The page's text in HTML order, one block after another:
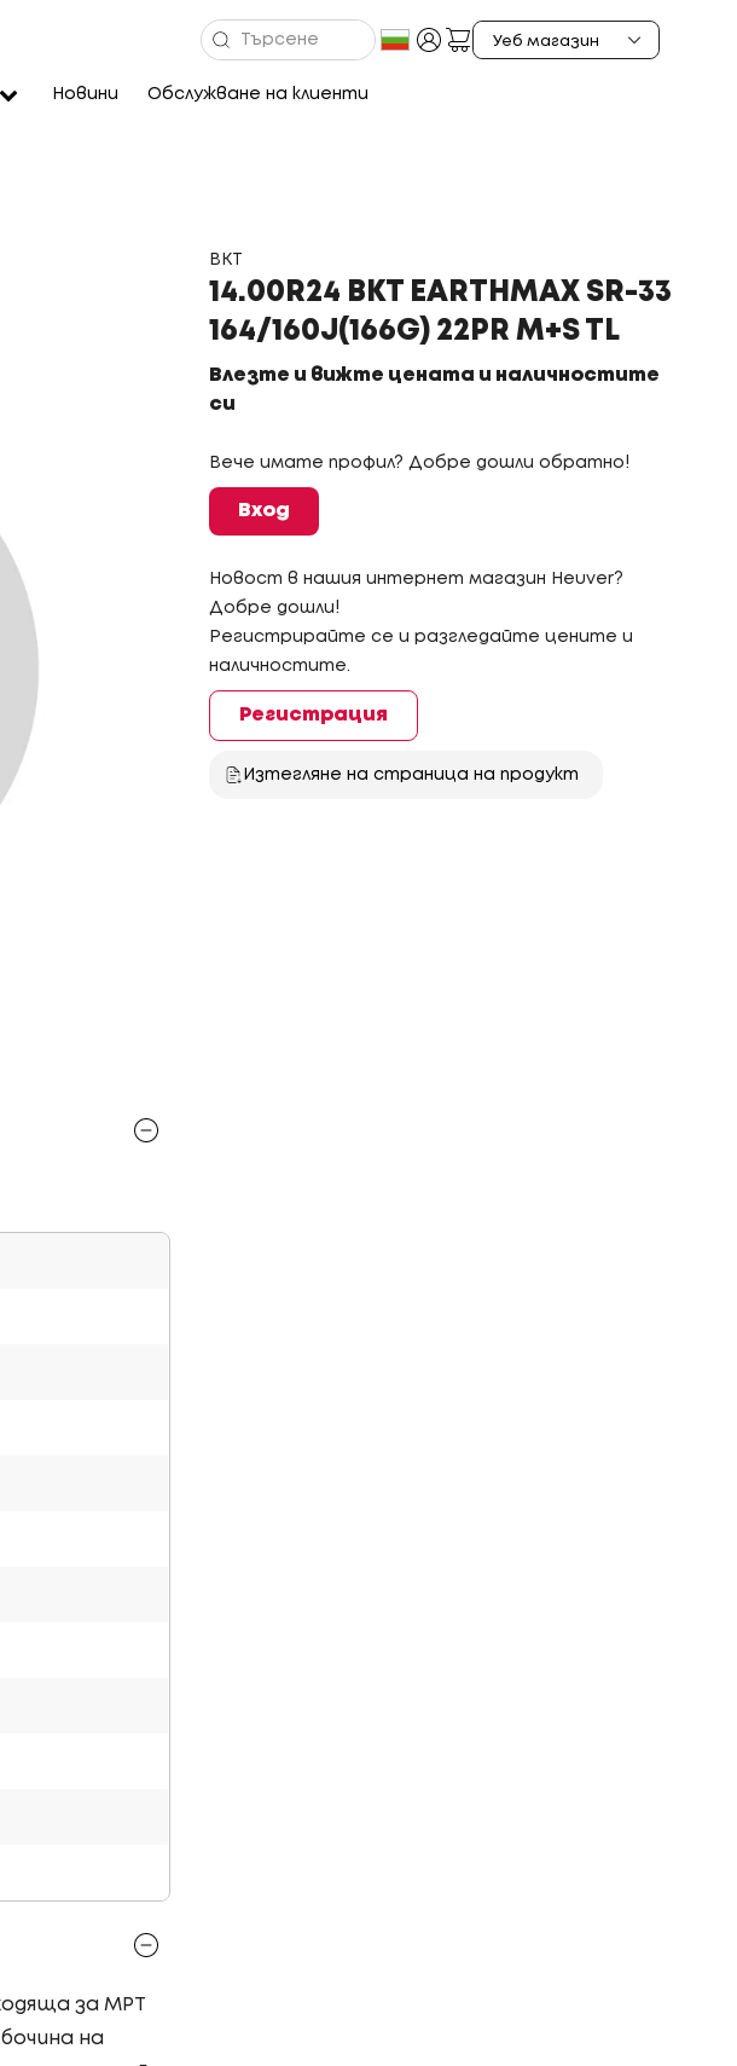
Новини Обслужване на клиенти
BKT
14.00R24 BKT EARTHMAX SR-33
164/160J(166G) 22PR M+S TL
Влезте и вижте цената и наличностите
си
Вече имате профил? Добре дошли обратно!
Вход
Новост в нашия интернет магазин Heuver?
Добре дошли!
Регистрирайте се и разгледайте цените и
наличностите.
Регистрация
Изтегляне на страница на продукт
за MPT
на